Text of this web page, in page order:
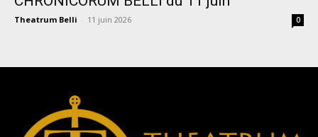
Theatrum Belli - 11 juin 2026 0